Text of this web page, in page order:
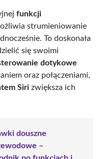
funkcji
strumieniowanie
To doskonała
się swoimi
dotykowe
oraz połączeniami,
Siri zwiększa ich
douszne
–